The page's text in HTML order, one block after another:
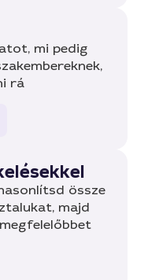
mi pedig
rá
össze
majd